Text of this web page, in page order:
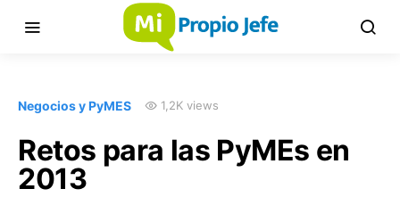
Negocios y PyMES 1,2K views
Retos para las PyMEs en
2013